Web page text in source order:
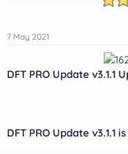
7 May 2021
DFT PRO Update v3.1.1
DFT PRO Update v3.1.1